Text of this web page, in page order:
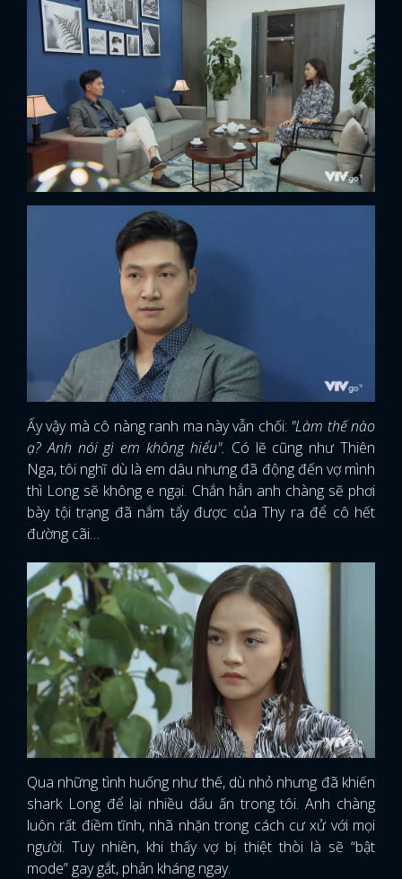
Ấy vậy mà cô nàng ranh ma này vẫn chối: "Làm thế nào
ạ? Anh nói gì em không hiểu". Có lẽ cũng như Thiên
Nga, tôi nghĩ dù là em dâu nhưng đã động đến vợ mình
thì Long sẽ không e ngại. Chắn hẳn anh chàng sẽ phơi
bày tội trạng đã nắm tẩy được của Thy ra để cô hết
đường cãi…
Qua những tình huống như thế, dù nhỏ nhưng đã khiến
shark Long để lại nhiều dấu ấn trong tôi. Anh chàng
luôn rất điềm tĩnh, nhã nhặn trong cách cư xử với mọi
người. Tuy nhiên, khi thấy vợ bị thiệt thòi là sẽ “bật
mode” gay gắt, phản kháng ngay.